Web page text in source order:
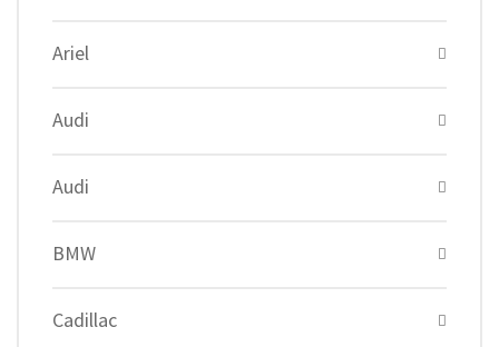
Ariel
Audi
Audi
BMW
Cadillac